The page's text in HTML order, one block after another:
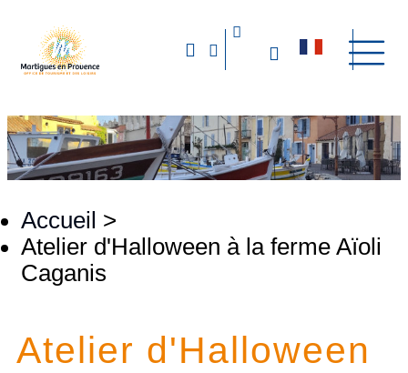
Accueil >
Atelier d'Halloween à la ferme Aïoli
Caganis
Atelier d'Halloween